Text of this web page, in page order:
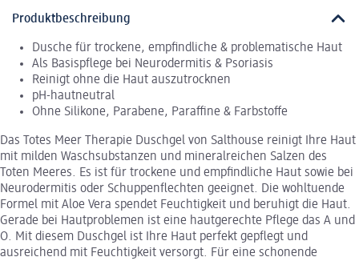
Produktbeschreibung
Dusche für trockene, empfindliche & problematische Haut
Als Basispflege bei Neurodermitis & Psoriasis
Reinigt ohne die Haut auszutrocknen
pH-hautneutral
Ohne Silikone, Parabene, Paraffine & Farbstoffe
Das Totes Meer Therapie Duschgel von Salthouse reinigt Ihre Haut
mit milden Waschsubstanzen und mineralreichen Salzen des
Toten Meeres. Es ist für trockene und empfindliche Haut sowie bei
Neurodermitis oder Schuppenflechten geeignet. Die wohltuende
Formel mit Aloe Vera spendet Feuchtigkeit und beruhigt die Haut.
Gerade bei Hautproblemen ist eine hautgerechte Pflege das A und
O. Mit diesem Duschgel ist Ihre Haut perfekt gepflegt und
ausreichend mit Feuchtigkeit versorgt. Für eine schonende